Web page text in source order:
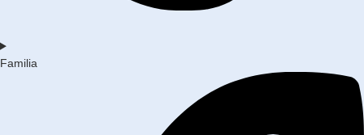
Familia